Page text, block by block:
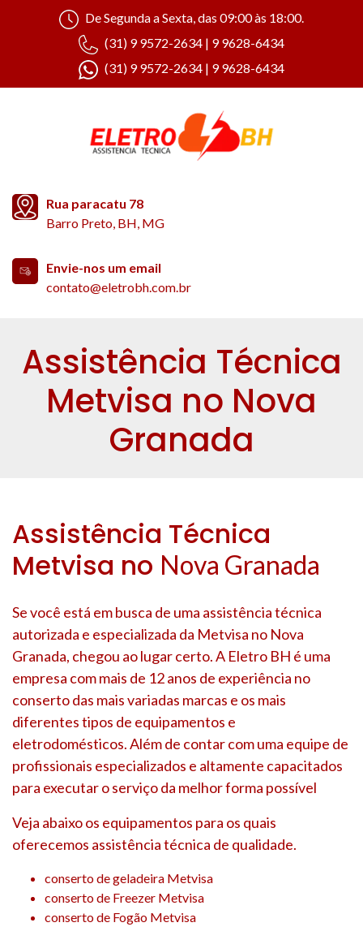
De Segunda a Sexta, das 09:00 às 18:00.
(31) 9 9572-2634 | 9 9628-6434
(31) 9 9572-2634 | 9 9628-6434
Rua paracatu 78
Barro Preto, BH, MG
Envie-nos um email
contato@eletrobh.com.br
Assistência Técnica
Metvisa no Nova
Granada
Assistência Técnica
Metvisa no Nova Granada
Se você está em busca de uma assistência técnica
autorizada e especializada da Metvisa no Nova
Granada, chegou ao lugar certo. A Eletro BH é uma
empresa com mais de 12 anos de experiência no
conserto das mais variadas marcas e os mais
diferentes tipos de equipamentos e
eletrodomésticos. Além de contar com uma equipe de
profissionais especializados e altamente capacitados
para executar o serviço da melhor forma possível
Veja abaixo os equipamentos para os quais
oferecemos assistência técnica de qualidade.
conserto de geladeira Metvisa
conserto de Freezer Metvisa
conserto de Fogão Metvisa